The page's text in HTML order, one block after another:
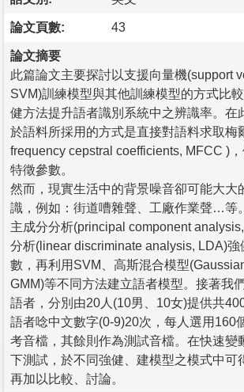
論文頁數: 43
論文摘要
此篇論文主要探討以支援向量機(support
SVM)訓練模型與其他訓練模型的方式比
健方法提升語者識別系統中之辨識率。在
於語料所採用的方式是直接對語料求取梅
frequency cepstral coefficients, MFCC )
特徵參數。
然而，現實生活中的背景噪音卻可能大大
識，例如：街道嘈雜聲、工廠作業聲…等
主成分分析(principal component
分析(linear discriminate analysis, LDA)強
數，再利用SVM、高斯混合模型
GMM)等不同方法建立語者模型。接著我
語者，分別由20人(10男、10女)提供共
語者唸中文數字(0-9)20次，每人選用160
考音檔，其餘則作為測試音檔。在快速變
下測試，於不同強健、建模型之模式中可
再加以比較、討論。